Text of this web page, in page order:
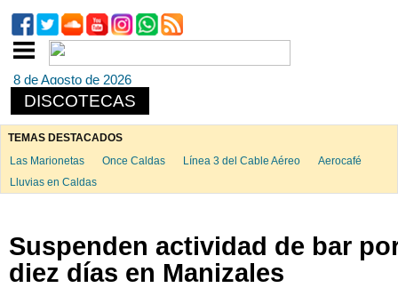
8 de Agosto de 2026
DISCOTECAS
TEMAS DESTACADOS
Las Marionetas
Once Caldas Línea 3 del Cable Aéreo
Aerocafé
Lluvias en Caldas
Suspenden actividad de bar
diez días en Manizales